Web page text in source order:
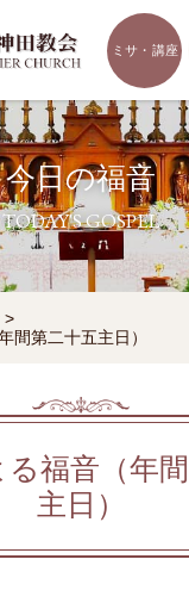
ミサ・講座
今日の福音
TODAY'S GOSPEL
>
間第二十五主日）
福音（年
主日）